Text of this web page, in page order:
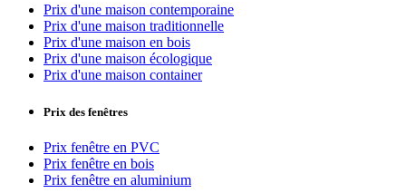
Prix d'une maison contemporaine
Prix d'une maison traditionnelle
Prix d'une maison en bois
Prix d'une maison écologique
Prix d'une maison container
Prix des fenêtres
Prix fenêtre en PVC
Prix fenêtre en bois
Prix fenêtre en aluminium